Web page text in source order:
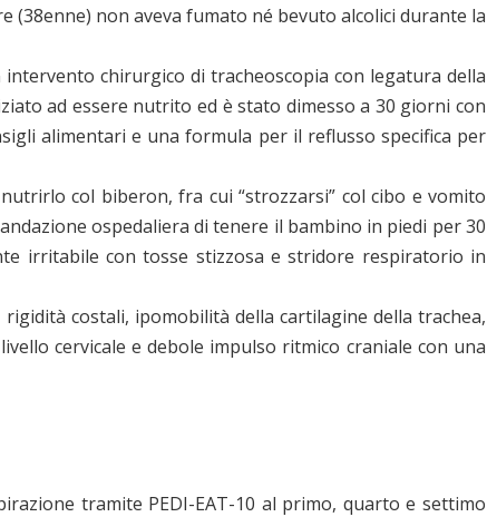
(38enne) non aveva fumato né bevuto alcolici durante la
chirurgico di tracheoscopia con legatura della
ad essere nutrito ed è stato dimesso a 30 giorni con
alimentari e una formula per il reflusso specifica per
col biberon, fra cui “strozzarsi” col cibo e vomito
ospedaliera di tenere il bambino in piedi per 30
irritabile con tosse stizzosa e stridore respiratorio in
costali, ipomobilità della cartilagine della trachea,
cervicale e debole impulso ritmico craniale con una
tramite PEDI-EAT-10 al primo, quarto e settimo